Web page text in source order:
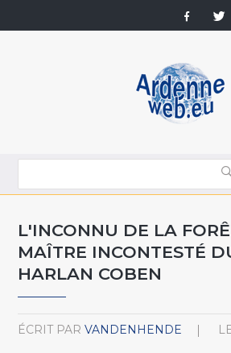
L'INCONNU DE LA
MAÎTRE INCONTESTÉ
HARLAN COBEN
ÉCRIT PAR VANDENHENDE